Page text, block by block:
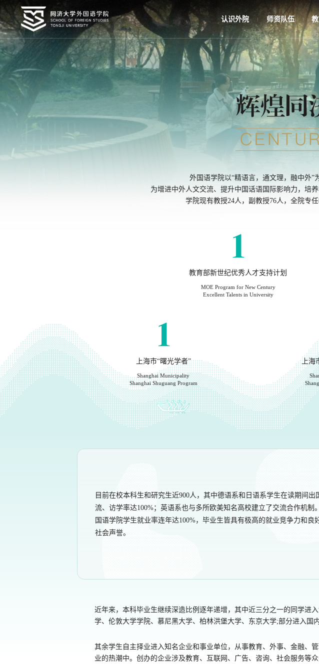
认识外院 师资队伍
外国语学院以“精语言，通文理，融中外”
为增进中外人文交流、提升中国话语国际影响力，培
学院现有教授24人，副教授76人，全院专
1
教育部新世纪优秀人才支持计划
MOE Program for New Century
Excellent Talents in University
1
上海市“曙光学者”
Shanghai Municipality
Shanghai Shuguang Program
上海
目前在校本科生和研究生近900人，其中德语系和日语系学生在读期间出
流、访学率达100%；英语系也与多所欧美知名高校建立了交流合作机制
国语学院学生就业率连年达100%，毕业生皆具有极高的就业竞争力和良
社会声誉。
近年来，本科毕业生继续深造比例逐年递增，其中近三分之一的同学进
学、伦敦大学学院、慕尼黑大学、柏林洪堡大学、东京大学;部分进入国
其余学生自主择业进入知名企业和事业单位，从事教育、外事、金融、
业的热潮中。创办的企业涉及教育、互联网、广告、咨询、社会服务等众